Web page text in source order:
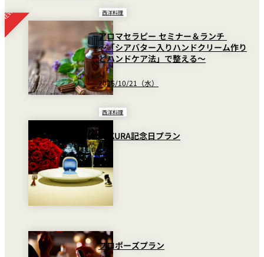
西洋料理
アロマセラピー セミナー＆ランチ
～「シアバター入りハンドクリーム作り
とハンドケア法」で整える～
2026/10/21（水）
西洋料理
SAKURA記念日プラン
プロポーズプラン